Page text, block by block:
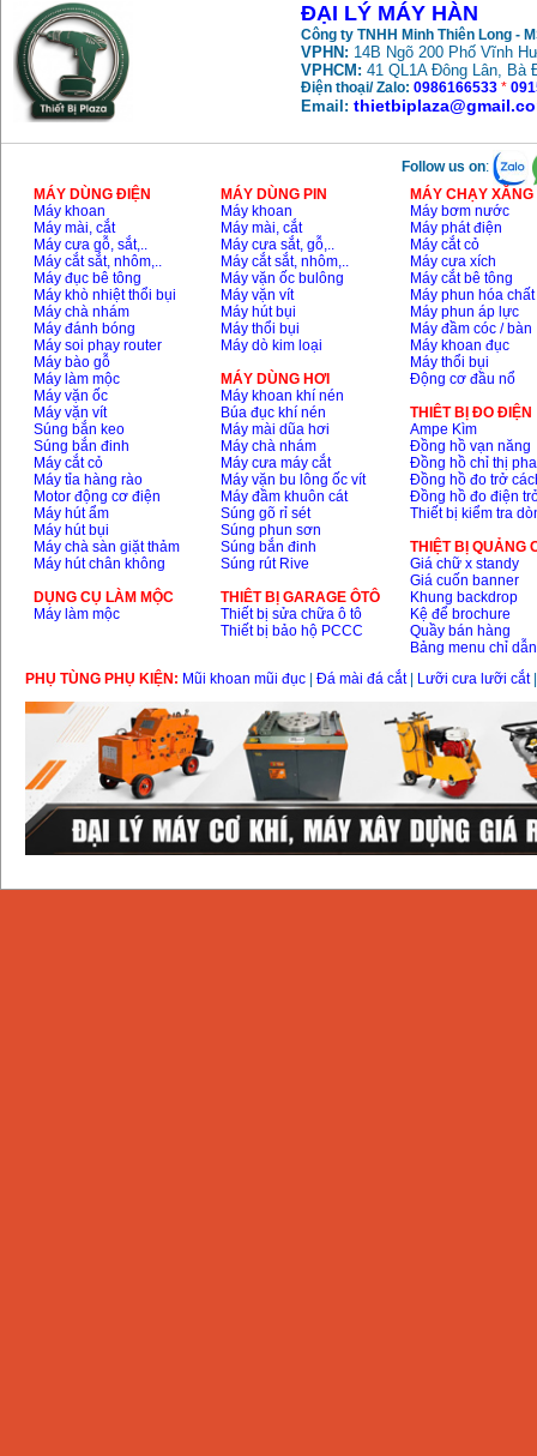
ĐẠI LÝ MÁY HÀN
Công ty TNHH Minh Thiên Long -
VPHN: 14B Ngõ 200 Phố Vĩnh
VPHCM: 41 QL1A Đông Lân, Bà
Điện thoại/ Zalo: 0986166533 *
Email:
Follow us on:
MÁY DÙNG ĐIỆN
Máy khoan
Máy mài, cắt
Máy cưa gỗ, sắt,..
Máy cắt sắt, nhôm,..
Máy đục bê tông
Máy khò nhiệt thổi bụi
Máy chà nhám
Máy đánh bóng
Máy soi phay router
Máy bào gỗ
Máy làm mộc
Máy vặn ốc
Máy vặn vít
Súng bắn keo
Súng bắn đinh
Máy cắt cỏ
Máy tỉa hàng rào
Motor động cơ điện
Máy hút ẩm
Máy hút bụi
Máy chà sàn giặt thảm
Máy hút chân không
DỤNG CỤ LÀM MỘC
Máy làm mộc
MÁY DÙNG PIN
Máy khoan
Máy mài, cắt
Máy cưa sắt, gỗ,..
Máy cắt sắt, nhôm,..
Máy vặn ốc bulông
Máy vặn vít
Máy hút bụi
Máy thổi bụi
Máy dò kim loại
MÁY DÙNG HƠI
Máy khoan khí nén
Búa đục khí nén
Máy mài dũa hơi
Máy chà nhám
Máy cưa máy cắt
Máy vặn bu lông ốc vít
Máy đầm khuôn cát
Súng gõ rỉ sét
Súng phun sơn
Súng bắn đinh
Súng rút Rive
THIÊT BỊ GARAGE ÔTÔ
Thiết bị sửa chữa ô tô
Thiết bị bảo hộ PCCC
MÁY CHẠY
Máy bơm nước
Máy phát điện
Máy cắt cỏ
Máy cưa xích
Máy cắt bê tông
Máy phun hóa chất
Máy phun áp lực
Máy đầm cóc / bàn
Máy khoan đục
Máy thổi bụi
Động cơ đầu nổ
THIÊT BỊ ĐO ĐIỆN
Ampe Kìm
Đồng hồ vạn năng
Đồng hồ chỉ thị pha
Đồng hồ đo trở
Đồng hồ đo điện
Thiết bị kiểm tra
THIỆT BỊ QUẢNG
Giá chữ x standy
Giá cuốn banner
Khung backdrop
Kệ để brochure
Quầy bán hàng
Bảng menu chỉ dẫn
PHỤ TÙNG PHỤ KIỆN: Mũi khoan mũi đục Đá mài đá cắt| Lưỡi cưa lưỡi cắt